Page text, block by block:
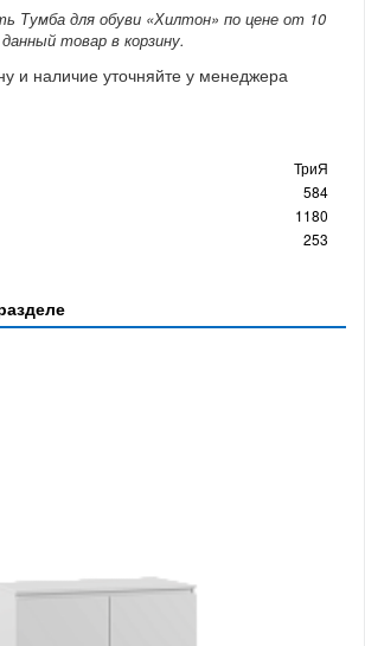
Тумба для обуви «Хилтон» по цене от 10
товар в корзину.
и наличие уточняйте у менеджера
ТриЯ
584
1180
253